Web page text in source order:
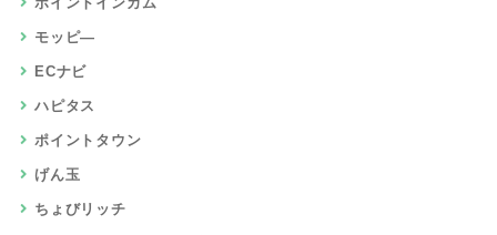
モッピ―
ECナビ
ハピタス
ポイントタウン
げん玉
ちょびリッチ